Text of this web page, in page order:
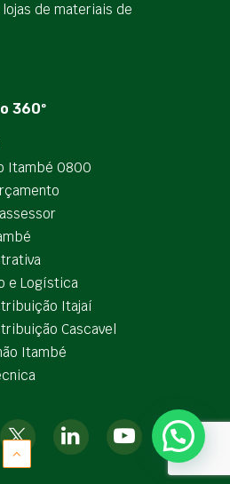
de materiais de
360º
Itambé 0800
e Logística
Itajaí
Cascavel
Itambé